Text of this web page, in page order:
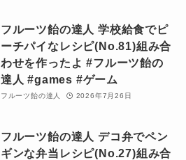
フルーツ飴の達人 学校給食でピ
ーチパイなレシピ(No.81)組み合
わせを作ったよ #フルーツ飴の
達人 #games #ゲーム
フルーツ飴の達人 2026年7月26日
フルーツ飴の達人 デコ弁でペン
ギンな弁当レシピ(No.27)組み合